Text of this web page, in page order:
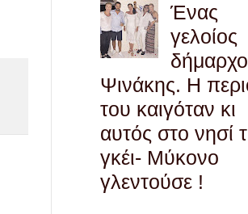
Ένας
γελοίος
Ψινάκης. Η
του καιγόταν κι
αυτός στο νησί
γκέι- Μύκονο
γλεντούσε !